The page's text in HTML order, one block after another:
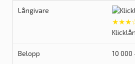
Klicklån
10 000